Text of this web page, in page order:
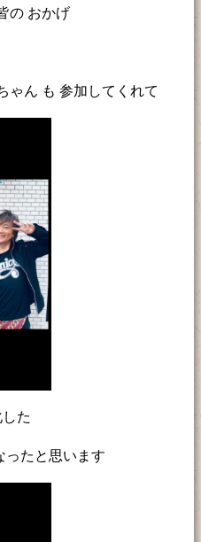
の おかげ
ゃん も 参加してくれて
た
ったと思います